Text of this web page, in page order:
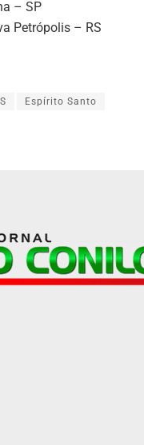
– SP
Petrópolis – RS
Espírito Santo